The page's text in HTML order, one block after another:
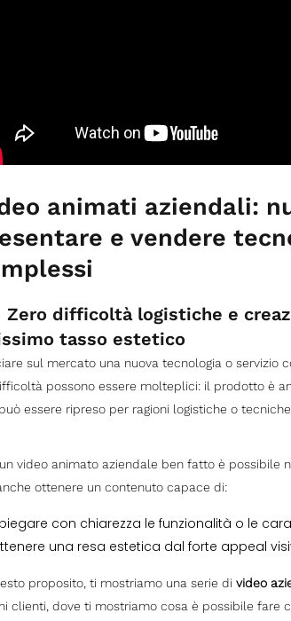
animati aziendali:
e vendere
Zero difficoltà logistiche e
tasso estetico
sul mercato una nuova tecnologia o servizio
possono essere molteplici: il prodotto è
essere ripreso per ragioni logistiche o
video animato aziendale ben fatto è possibile
ottenere un contenuto capace di:
con chiarezza le funzionalità o le
una resa estetica dal forte appeal
proposito, ti mostriamo una serie di video
clienti, dove ti mostriamo cosa è possibile fare